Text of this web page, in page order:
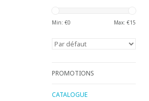
Min: €0 Max: €15
PROMOTIONS
CATALOGUE